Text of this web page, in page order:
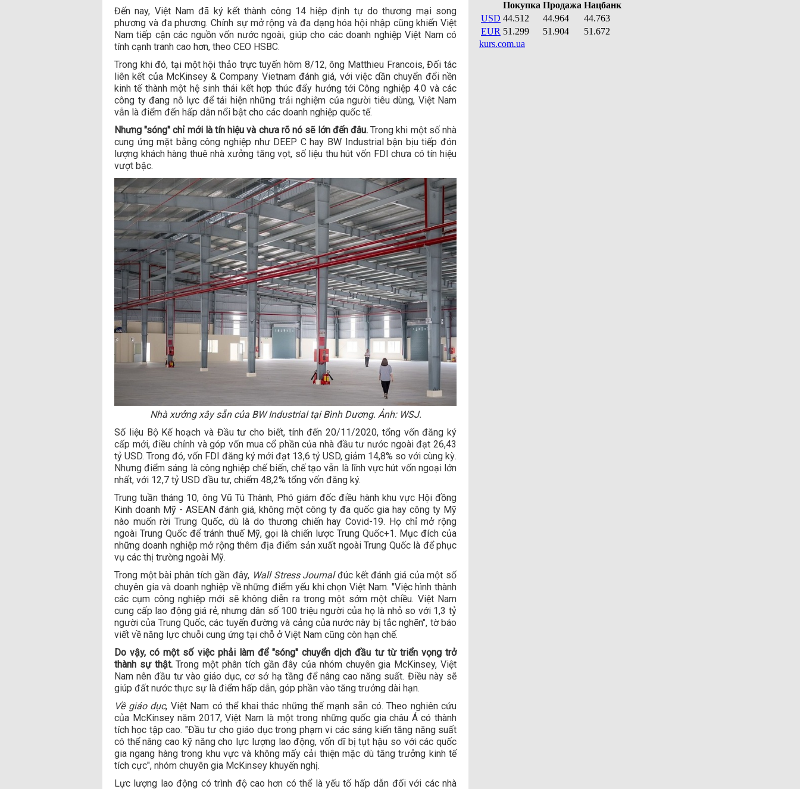
Đến nay, Việt Nam đã ký kết thành công 14 hiệp định tự do thương mại song
phương và đa phương. Chính sự mở rộng và đa dạng hóa hội nhập cũng khiến Việt
Nam tiếp cận các nguồn vốn nước ngoài, giúp cho các doanh nghiệp Việt Nam có
tính cạnh tranh cao hơn, theo CEO HSBC.
Trong khi đó, tại một hội thảo trực tuyến hôm 8/12, ông Matthieu Francois, Đối tác
liên kết của McKinsey & Company Vietnam đánh giá, với việc dần chuyển đổi nền
kinh tế thành một hệ sinh thái kết hợp thúc đẩy hướng tới Công nghiệp 4.0 và các
công ty đang nỗ lực để tái hiện những trải nghiệm của người tiêu dùng, Việt Nam
vẫn là điểm đến hấp dẫn nổi bật cho các doanh nghiệp quốc tế.
Nhưng "sóng" chỉ mới là tín hiệu và chưa rõ nó sẽ lớn đến đâu.Trong khi một số nhà
cung ứng mặt bằng công nghiệp như DEEP C hay BW Industrial bận bịu tiếp đón
lượng khách hàng thuê nhà xưởng tăng vọt, số liệu thu hút vốn FDI chưa có tín hiệu
vượt bậc.
Nhà xưởng xây sẵn của BW Industrial tại Bình Dương. Ảnh: WSJ.
Số liệu Bộ Kế hoạch và Đầu tư cho biết, tính đến 20/11/2020, tổng vốn đăng ký
cấp mới, điều chỉnh và góp vốn mua cổ phần của nhà đầu tư nước ngoài đạt 26,43
tỷ USD. Trong đó, vốn FDI đăng ký mới đạt 13,6 tỷ USD, giảm 14,8% so với cùng kỳ.
Nhưng điểm sáng là công nghiệp chế biến, chế tạo vẫn là lĩnh vực hút vốn ngoại lớn
nhất, với 12,7 tỷ USD đầu tư, chiếm 48,2% tổng vốn đăng ký.
Trung tuần tháng 10, ông Vũ Tú Thành, Phó giám đốc điều hành khu vực Hội đồng
Kinh doanh Mỹ - ASEAN đánh giá, không một công ty đa quốc gia hay công ty Mỹ
nào muốn rời Trung Quốc, dù là do thương chiến hay Covid-19. Họ chỉ mở rộng
ngoài Trung Quốc để tránh thuế Mỹ, gọi là chiến lược Trung Quốc+1. Mục đích của
những doanh nghiệp mở rộng thêm địa điểm sản xuất ngoài Trung Quốc là để phục
vụ các thị trường ngoài Mỹ.
Trong một bài phân tích gần đây, Wall Stress Journalđúc kết đánh giá của một số
chuyên gia và doanh nghiệp về những điểm yếu khi chọn Việt Nam. "Việc hình thành
các cụm công nghiệp mới sẽ không diễn ra trong một sớm một chiều. Việt Nam
cung cấp lao động giá rẻ, nhưng dân số 100 triệu người của họ là nhỏ so với 1,3 tỷ
người của Trung Quốc, các tuyến đường và cảng của nước này bị tắc nghẽn", tờ báo
viết về năng lực chuỗi cung ứng tại chỗ ở Việt Nam cũng còn hạn chế.
Do vậy, có một số việc phải làm để "sóng" chuyển dịch đầu tư từ triển vọng trở
thành sự thật.Trong một phân tích gần đây của nhóm chuyên gia McKinsey, Việt
Nam nên đầu tư vào giáo dục, cơ sở hạ tầng để nâng cao năng suất. Điều này sẽ
giúp đất nước thực sự là điểm hấp dẫn, góp phần vào tăng trưởng dài hạn.
Về giáo dục, Việt Nam có thể khai thác những thế mạnh sẵn có. Theo nghiên cứu
của McKinsey năm 2017, Việt Nam là một trong những quốc gia châu Á có thành
tích học tập cao. "Đầu tư cho giáo dục trong phạm vi các sáng kiến tăng năng suất
có thể nâng cao kỹ năng cho lực lượng lao động, vốn dĩ bị tụt hậu so với các quốc
gia ngang hàng trong khu vực và không mấy cải thiện mặc dù tăng trưởng kinh tế
tích cực", nhóm chuyên gia McKinsey khuyến nghị.
Lực lượng lao động có trình độ cao hơn có thể là yếu tố hấp dẫn đối với các nhà